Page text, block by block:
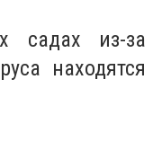
садах из-за
находятся